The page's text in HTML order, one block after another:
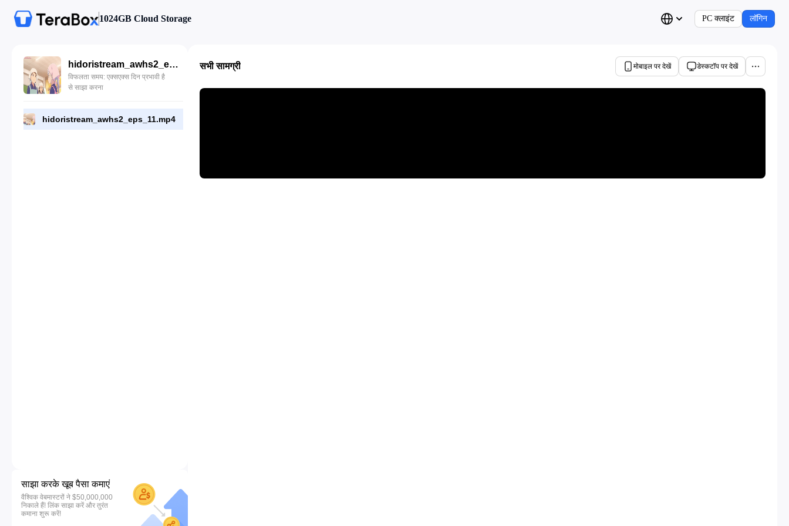
1024GB Cloud Storage PC क्लाइंट लॉगिन
hidoristream_awhs2_eps_11.mp4
विफलता समय: एक्सएक्स दिन प्रभावी है
से साझा करना
hidoristream_awhs2_eps_11.mp4
साझा करके खूब पैसा कमाएं
वैश्विक वेबमास्टरों ने $50,000,000
निकाले हैं! लिंक साझा करें और तुरंत
कमाना शुरू करें!
सभी सामग्री मोबाइल पर देखें डेस्कटॉप पर देखें